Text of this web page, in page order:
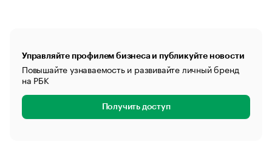
Управляйте профилем бизнеса и публикуйте новости
Повышайте узнаваемость и развивайте личный бренд
на РБК
Получить доступ